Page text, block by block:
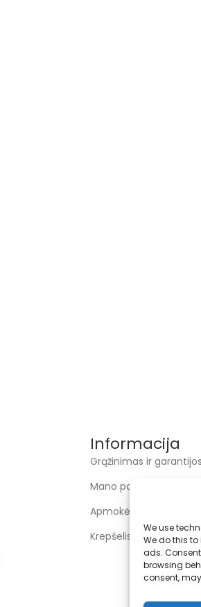
We use
We do this
ads.
browsing
consent,
Informacija
Grąžinimas ir garantijos
Mano paskyra
Apmokėjimas
Krepšelis